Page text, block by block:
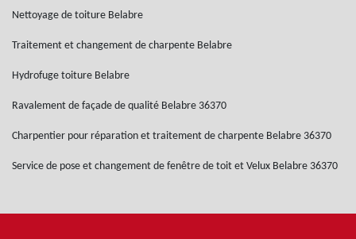
Nettoyage de toiture Belabre
Traitement et changement de charpente Belabre
Hydrofuge toiture Belabre
Ravalement de façade de qualité Belabre 36370
Charpentier pour réparation et traitement de charpente Belabre 36370
Service de pose et changement de fenêtre de toit et Velux Belabre 36370